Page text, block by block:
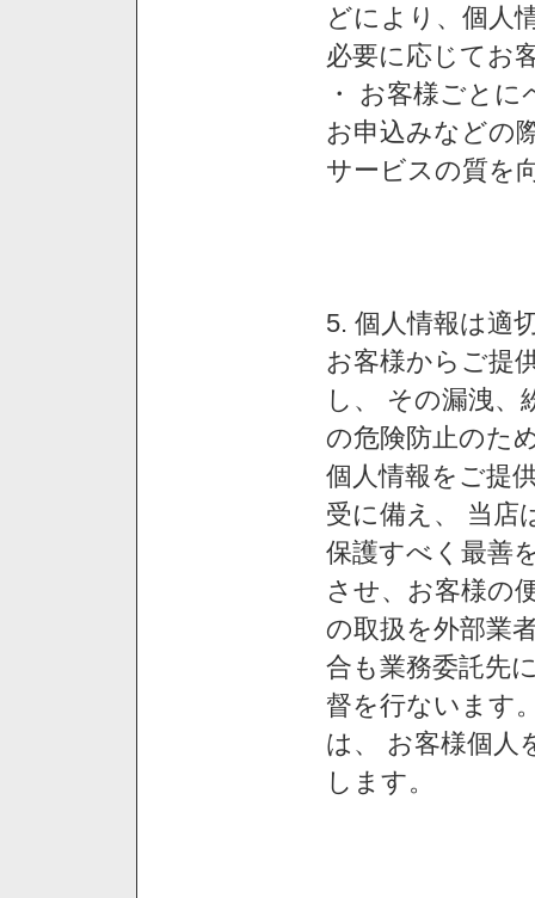
どにより、個人
必要に応じてお
・ お客様ごと
お申込みなどの
サービスの質を
5. 個人情報は適
お客様からご提
し、 その漏洩、
の危険防止のた
個人情報をご提
受に備え、 当店
保護すべく最善
させ、お客様の
の取扱を外部業
合も業務委託先
督を行ないます
は、 お客様個人
します。